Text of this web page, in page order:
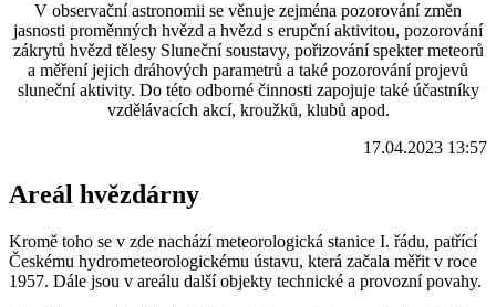
V observační astronomii se věnuje zejména pozorování změn
jasnosti proměnných hvězd a hvězd s erupční aktivitou, pozorování
zákrytů hvězd tělesy Sluneční soustavy, pořizování spekter meteorů
a měření jejich dráhových parametrů a také pozorování projevů
sluneční aktivity. Do této odborné činnosti zapojuje také účastníky
vzdělávacích akcí, kroužků, klubů apod.
17.04.2023 13:57
Areál hvězdárny
Kromě toho se v zde nachází meteorologická stanice I. řádu, patřící
Českému hydrometeorologickému ústavu, která začala měřit v roce
1957. Dále jsou v areálu další objekty technické a provozní povahy.